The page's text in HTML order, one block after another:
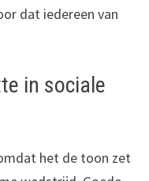
dat iedereen van
in sociale
het de toon zet